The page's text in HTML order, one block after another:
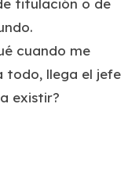
cuando me
todo, llega el jefe
existir?